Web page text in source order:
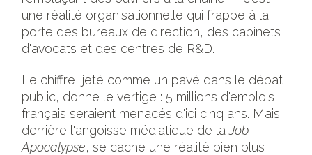
une réalité organisationnelle qui frappe à la
porte des bureaux de direction, des cabinets
d'avocats et des centres de R&D.
Le chiffre, jeté comme un pavé dans le débat
public, donne le vertige : 5 millions d'emplois
français seraient menacés d'ici cinq ans. Mais
derrière l'angoisse médiatique de laJob
Apocalypse, se cache une réalité bien plus